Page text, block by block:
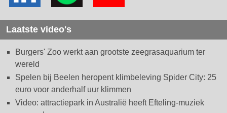
Laatste video's
Burgers' Zoo werkt aan grootste zeegrasaquarium ter
wereld
Spelen bij Beelen heropent klimbeleving Spider City: 25
euro voor anderhalf uur klimmen
Video: attractiepark in Australië heeft Efteling-muziek